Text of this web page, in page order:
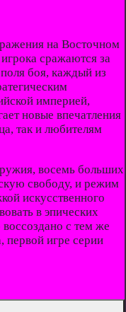
на Восточном
сражаются за
боя, каждый из
империей,
новые впечатления
так и любителям
восемь больших
свободу, и режим
искусственного
в эпических
с тем же
первой игре серии